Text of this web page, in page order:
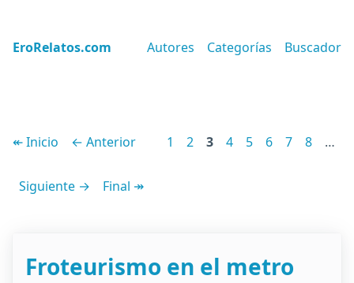
EroRelatos.com Autores Categorías Buscador
↞ Inicio ← Anterior 1 2 3 4 5 6 7 8 …
Siguiente → Final ↠
Froteurismo en el metro